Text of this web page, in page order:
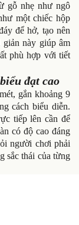
gỗ nhẹ như ngô
một chiếc hộp
để hở, tạo nên
này giúp âm
phù hợp với tiết
đạt cao
gắn khoảng 9
cách biểu diễn.
tiếp lên cần để
có độ cao đáng
người chơi phải
sắc thái của từng